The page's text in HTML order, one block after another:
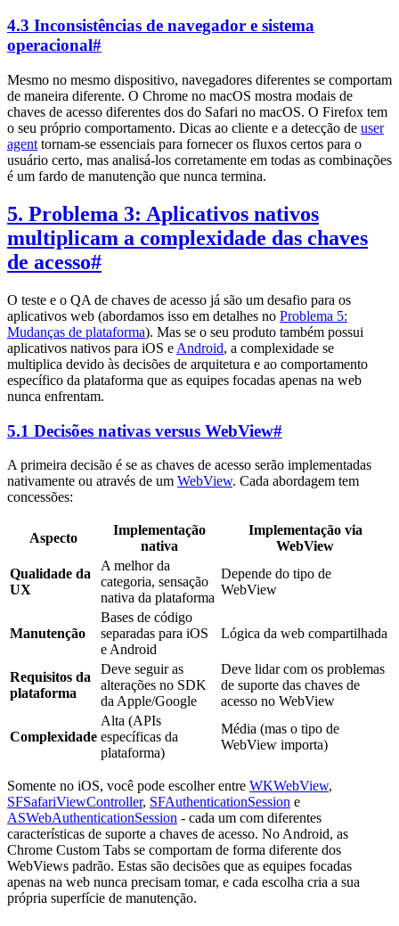
4.3 Inconsistências de navegador e sistema
operacional#
Mesmo no mesmo dispositivo, navegadores diferentes se comportam
de maneira diferente. O Chrome no macOS mostra modais de
chaves de acesso diferentes dos do Safari no macOS. O Firefox tem
o seu próprio comportamento. Dicas ao cliente e a detecção de user
agent tornam-se essenciais para fornecer os fluxos certos para o
usuário certo, mas analisá-los corretamente em todas as combinações
é um fardo de manutenção que nunca termina.
5. Problema 3: Aplicativos nativos
multiplicam a complexidade das chaves
de acesso#
O teste e o QA de chaves de acesso já são um desafio para os
aplicativos web (abordamos isso em detalhes no Problema 5:
Mudanças de plataforma). Mas se o seu produto também possui
aplicativos nativos para iOS e Android, a complexidade se
multiplica devido às decisões de arquitetura e ao comportamento
específico da plataforma que as equipes focadas apenas na web
nunca enfrentam.
5.1 Decisões nativas versus WebView#
A primeira decisão é se as chaves de acesso serão implementadas
nativamente ou através de um WebView. Cada abordagem tem
concessões:
Aspecto
Implementação
nativa
Implementação via
WebView
Qualidade da
UX
A melhor da
categoria, sensação
nativa da plataforma
Depende do tipo de
WebView
Manutenção
Bases de código
separadas para iOS
e Android
Lógica da web compartilhada
Requisitos da
plataforma
Deve seguir as
alterações no SDK
da Apple/Google
Deve lidar com os problemas
de suporte das chaves de
acesso no WebView
Complexidade
Alta (APIs
específicas da
plataforma)
Média (mas o tipo de
WebView importa)
Somente no iOS, você pode escolher entre WKWebView,
SFSafariViewController, SFAuthenticationSession e
ASWebAuthenticationSession - cada um com diferentes
características de suporte a chaves de acesso. No Android, as
Chrome Custom Tabs se comportam de forma diferente dos
WebViews padrão. Estas são decisões que as equipes focadas
apenas na web nunca precisam tomar, e cada escolha cria a sua
própria superfície de manutenção.